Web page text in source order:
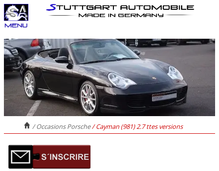
/ Occasions Porsche/ Cayman (981) 2.7 ttes versions